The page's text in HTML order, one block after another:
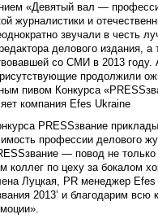
«Девятый вал —
журналистики и
звучали в честь
делового издания,
со СМИ в 2013 году.
продолжили
пивом Конкурса
компания Efes Ukraine
PRESSзвание
профессии делового
— повод не только
коллег по цеху за бокалом
Луцкая, PR менеджер
2013’ и благодарим всю